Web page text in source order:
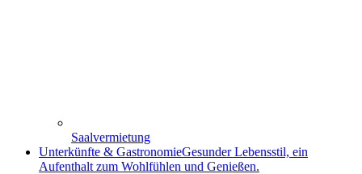
Saalvermietung
Unterkünfte & GastronomieGesunder Lebensstil, ein
Aufenthalt zum Wohlfühlen und Genießen.